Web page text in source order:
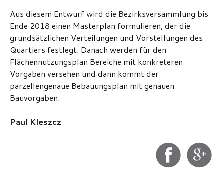
Aus diesem Entwurf wird die Bezirksversammlung bis
Ende 2018 einen Masterplan formulieren, der die
grundsätzlichen Verteilungen und Vorstellungen des
Quartiers festlegt. Danach werden für den
Flächennutzungsplan Bereiche mit konkreteren
Vorgaben versehen und dann kommt der
parzellengenaue Bebauungsplan mit genauen
Bauvorgaben.
Paul Kleszcz